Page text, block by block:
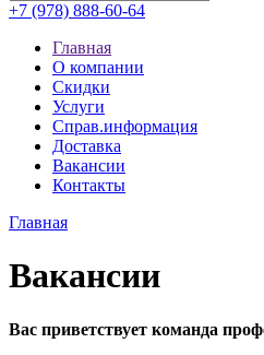
+7 (978) 888-60-64
Главная
О компании
Скидки
Услуги
Справ.информация
Доставка
Вакансии
Контакты
Главная
Вакансии
Вас приветствует команда